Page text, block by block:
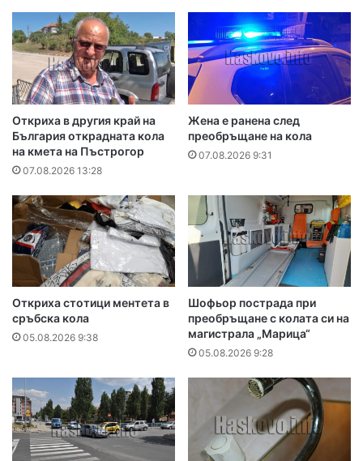
Откриха в другия край на
България открадната кола
на кмета на Пъстрогор
07.08.2026 13:28
Жена е ранена след
преобръщане на кола
07.08.2026 9:31
Откриха стотици ментета в
сръбска кола
05.08.2026 9:38
Шофьор пострада при
преобръщане с колата си на
магистрала „Марица“
05.08.2026 9:28